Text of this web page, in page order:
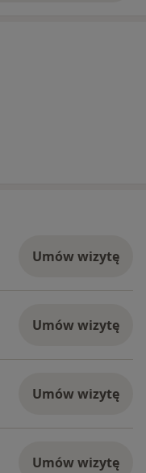
Umów wizytę
Umów wizytę
Umów wizytę
Umów wizytę